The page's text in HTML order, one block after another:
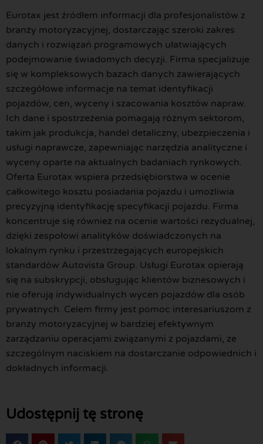
Eurotax jest źródłem informacji dla profesjonalistów z
branży motoryzacyjnej, dostarczając szeroki zakres
danych i rozwiązań programowych ułatwiających
podejmowanie świadomych decyzji. Firma specjalizuje
się w kompleksowych bazach danych zawierających
szczegółowe informacje na temat identyfikacji
pojazdów, cen, wyceny i szacowania kosztów napraw.
Ich dane i spostrzeżenia pomagają różnym sektorom,
takim jak produkcja, handel detaliczny, ubezpieczenia i
usługi naprawcze, zapewniając narzędzia analityczne i
wyceny oparte na aktualnych badaniach rynkowych.
Oferta Eurotax wspiera przedsiębiorstwa w ocenie
całkowitego kosztu posiadania pojazdu i umożliwia
precyzyjną identyfikację specyfikacji pojazdu. Firma
koncentruje się również na ocenie wartości rezydualnej,
dzięki zespołowi analityków doświadczonych na
lokalnym rynku i przestrzegających europejskich
standardów Autovista Group. Usługi Eurotax opierają
się na subskrypcji, obsługując klientów biznesowych i
nie oferują indywidualnych wycen pojazdów dla osób
prywatnych. Celem firmy jest pomoc interesariuszom z
branży motoryzacyjnej w bardziej efektywnym
zarządzaniu operacjami związanymi z pojazdami, ze
szczególnym naciskiem na dostarczanie odpowiednich i
dokładnych informacji.
Udostępnij tę stronę